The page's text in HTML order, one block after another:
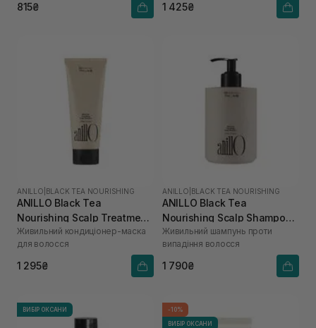
815₴ 1 425₴
ANILLO BLACK TEA NOURISHING
ANILLO Black Tea
Nourishing Scalp Treatment
150 мл
Живильний кондиціонер-маска
для волосся
1 295₴
ANILLO BLACK TEA NOURISHING
ANILLO Black Tea
Nourishing Scalp Shampoo
450 мл
Живильний шампунь проти
випадіння волосся
1 790₴
ВИБІР ОКСАНИ
-10%
ВИБІР ОКСАНИ